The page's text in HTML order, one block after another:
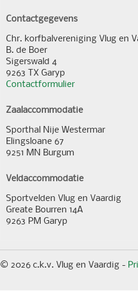
Contactgegevens
Chr. korfbalvereniging Vlug en
B. de Boer
Sigerswald 4
9263 TX Garyp
Contactformulier
Zaalaccommodatie
Sporthal Nije Westermar
Elingsloane 67
9251 MN Burgum
Veldaccommodatie
Sportvelden Vlug en Vaardig
Greate Bourren 14A
9263 PM Garyp
© 2026 c.k.v. Vlug en Vaardig -